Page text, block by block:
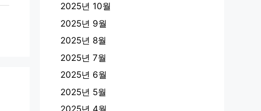
2025년 10월
2025년 9월
2025년 8월
2025년 7월
2025년 6월
2025년 5월
2025년 4월